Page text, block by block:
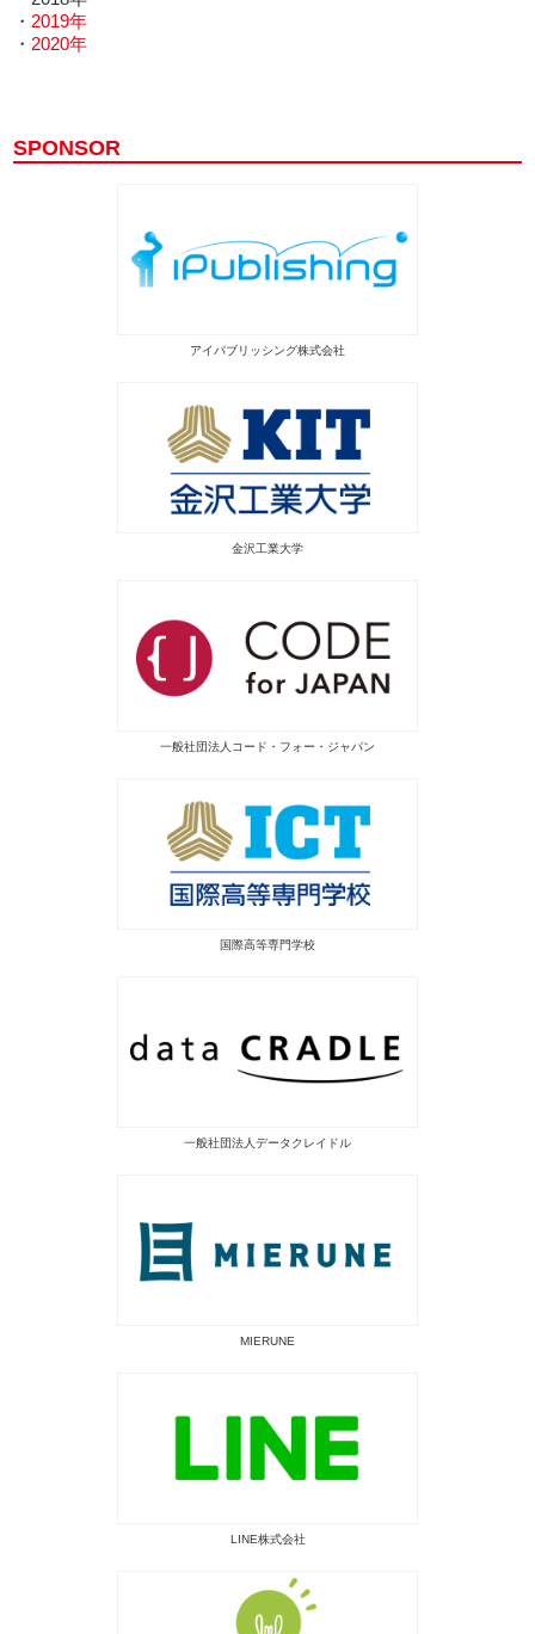
・2019年
・2020年
SPONSOR
アイパブリッシング株式会社
金沢工業大学
一般社団法人コード・フォー・ジャパン
国際高等専門学校
一般社団法人データクレイドル
MIERUNE
LINE株式会社